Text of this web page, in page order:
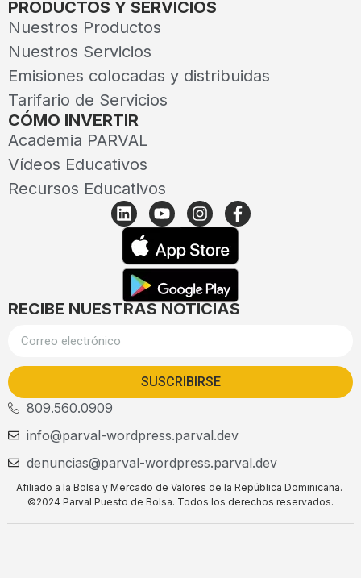
PRODUCTOS Y SERVICIOS
Nuestros Productos
Nuestros Servicios
Emisiones colocadas y distribuidas
Tarifario de Servicios
CÓMO INVERTIR
Academia PARVAL
Vídeos Educativos
Recursos Educativos
RECIBE NUESTRAS NOTICIAS
SUSCRIBIRSE
809.560.0909
info@parval-wordpress.parval.dev
denuncias@parval-wordpress.parval.dev
Afiliado a la Bolsa y Mercado de Valores de la República Dominicana.
©2024 Parval Puesto de Bolsa. Todos los derechos reservados.